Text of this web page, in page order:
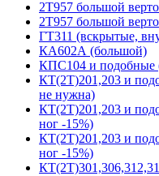
2Т957 большой
2Т957 большой
ГТ311 (вскрытые,
КА602А (большой)
КПС104 и подобные
КТ(2Т)201,203 и
не нужна)
КТ(2Т)201,203 и
ног -15%)
КТ(2Т)201,203 и
ног -15%)